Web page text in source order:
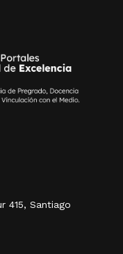
415, Santiago